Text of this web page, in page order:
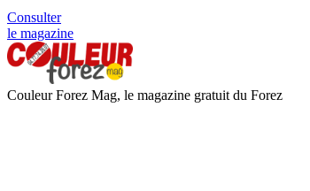
Consulter
le magazine
Couleur Forez Mag, le magazine gratuit du Forez